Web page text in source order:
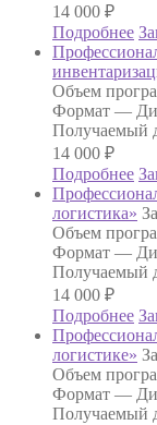
14 000 ₽
Подробнее
Объем
Формат —
Получаемый
14 000 ₽
Подробнее
логистика»
Объем
Формат —
Получаемый
14 000 ₽
Подробнее
логистике»
Объем
Формат —
Получаемый